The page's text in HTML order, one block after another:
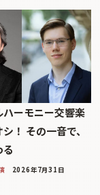
ーモニー交響楽
！ その一音で、
2026年7月31日